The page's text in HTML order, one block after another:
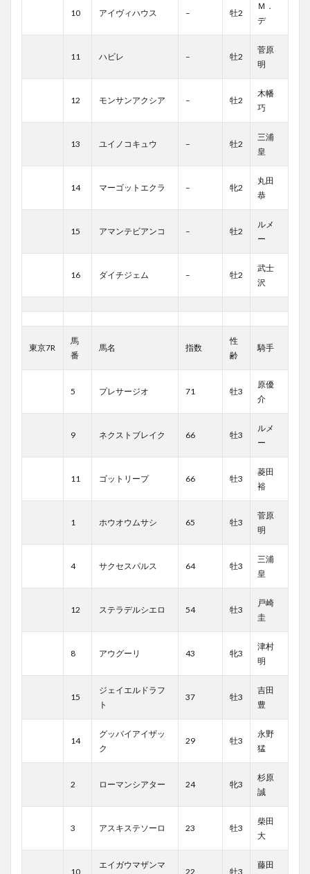
10 アイヴィハウス – 牡2
Ｍ．
デ
11 ハビレ – 牡2
菅原
明
12 モンサンアクシア – 牡2
木幡
巧
13 ユイノコキュウ – 牡2
三浦
皇
14 マーゴットエクラ – 牝2
丸田
恭
15 アマンテビアンコ – 牡2
ルメ
ー
16 ダイチジェム – 牡2
武士
沢
東京7R
馬
番
馬名 指数
性
齢
騎手
5 プレサージオ 71 牡3
原優
介
9 ネクストブレイク 66 牡3
ルメ
ー
11 ゴットリープ 66 牡3
菱田
裕
1 ホウオウムサシ 65 牡3
菅原
明
4 サクセスパルス 64 牡3
三浦
皇
12 ステラデルシエロ 54 牡3
戸崎
圭
8 アウグーリ 43 牝3
津村
明
15
ジェイエルドラフ
ト
37 牡3
吉田
豊
14
グッバイアイザッ
ク
29 牡3
永野
猛
2 ローマンシアター 24 牝3
杉原
誠
3 アスキステソーロ 23 牡3
柴田
大
10
エイガウマザンマ
22 牡3
藤田